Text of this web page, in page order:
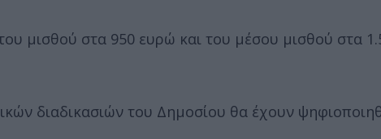
μισθού στα 950 ευρώ και του μέσου μισθού στα
διαδικασιών του Δημοσίου θα έχουν